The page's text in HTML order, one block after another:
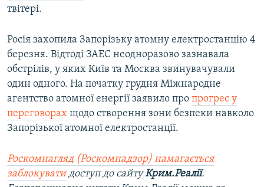
твітері.
Росія захопила Запорізьку атомну електростанцію 4
березня. Відтоді ЗАЕС неодноразово зазнавала
обстрілів, у яких Київ та Москва звинувачували
один одного. На початку грудня Міжнародне
агентство атомної енергії заявило про прогрес у
переговорах щодо створення зони безпеки навколо
Запорізької атомної електростанції.
Роскомнагляд (Роскомнадзор) намагається
заблокуватидоступ до сайтуКрим.Реалії.